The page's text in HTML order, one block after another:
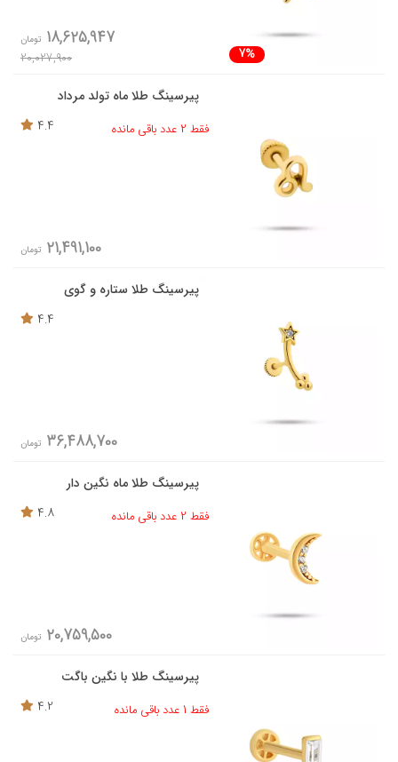
7%
18,625,947 تومان
20,027,900
پیرسینگ طلا ماه تولد مرداد
فقط 2 عدد باقی مانده
4.4
21,491,100 تومان
پیرسینگ طلا ستاره و گوی
4.4
36,488,700 تومان
پیرسینگ طلا ماه نگین دار
فقط 2 عدد باقی مانده
4.8
20,759,500 تومان
پیرسینگ طلا با نگین باگت
فقط 1 عدد باقی مانده
4.2